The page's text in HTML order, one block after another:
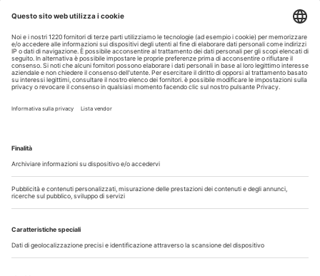
di uso comune per valutare la loro capacità di ridurre la
quotidiano dello...
Approfondisci
Stage nei laboratori odontotecnici
Focus sulle novità del Decreto Sicurezza. ANTLO ricorda le
regole e le responsabilità per titolare di laboratorio e
Approfondisci